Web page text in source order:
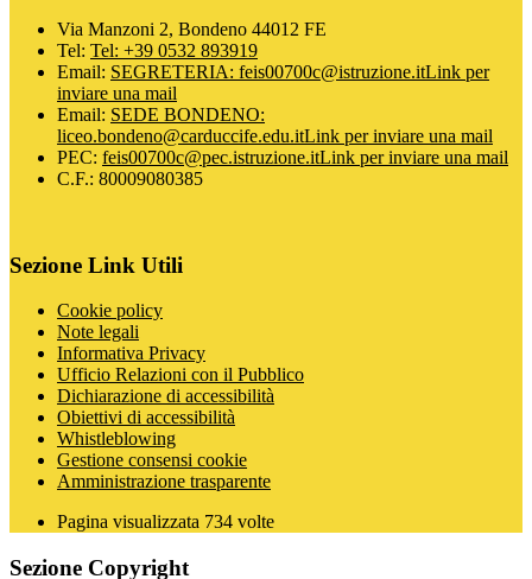
Via Manzoni 2, Bondeno 44012 FE
Tel: Tel: +39 0532 893919
Email: SEGRETERIA: feis00700c@istruzione.itLink per
inviare una mail
Email: SEDE BONDENO:
liceo.bondeno@carduccife.edu.itLink per inviare una mail
PEC: feis00700c@pec.istruzione.itLink per inviare una mail
C.F.: 80009080385
Sezione Link Utili
Cookie policy
Note legali
Informativa Privacy
Ufficio Relazioni con il Pubblico
Dichiarazione di accessibilità
Obiettivi di accessibilità
Whistleblowing
Gestione consensi cookie
Amministrazione trasparente
Pagina visualizzata 734 volte
Sezione Copyright